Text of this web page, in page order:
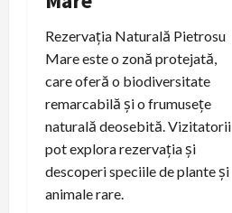
Rezervația Naturală Pietrosu
Mare este o zonă protejată,
care oferă o biodiversitate
remarcabilă și o frumusețe
naturală deosebită. Vizitatorii
pot explora rezervația și
descoperi speciile de plante și
animale rare.